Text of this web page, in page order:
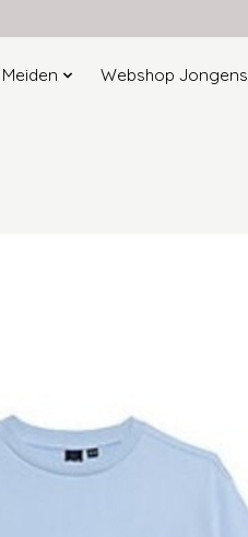
Webshop Jongens